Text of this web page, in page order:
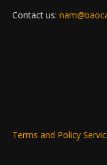
Contact us:
Terms and Policy